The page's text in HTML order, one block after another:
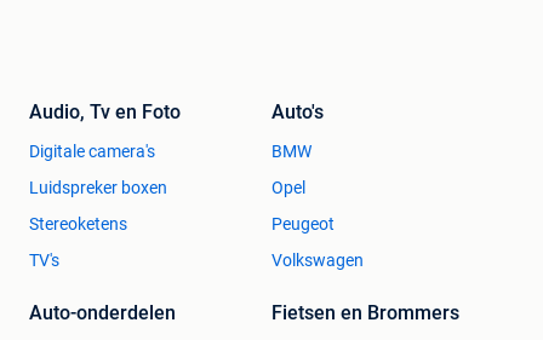
Audio, Tv en Foto
Digitale camera's
Luidspreker boxen
Stereoketens
TV's
Auto's
BMW
Opel
Peugeot
Volkswagen
Auto-onderdelen Fietsen en Brommers